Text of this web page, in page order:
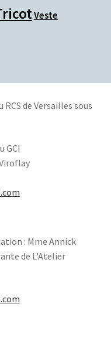
Veste
de Versailles sous
GCI
: Mme Annick
de L’Atelier